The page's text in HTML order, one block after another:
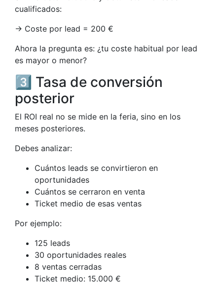
cualificados:
→ Coste por lead = 200 €
Ahora la pregunta es: ¿tu coste habitual por lead
es mayor o menor?
3️⃣ Tasa de conversión
posterior
El ROI real no se mide en la feria, sino en los
meses posteriores.
Debes analizar:
Cuántos leads se convirtieron en
oportunidades
Cuántos se cerraron en venta
Ticket medio de esas ventas
Por ejemplo:
125 leads
30 oportunidades reales
8 ventas cerradas
Ticket medio: 15.000 €